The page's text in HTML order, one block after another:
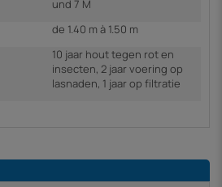
und 7 M
de 1.40 m à 1.50 m
10 jaar hout tegen rot en
insecten, 2 jaar voering op
lasnaden, 1 jaar op filtratie